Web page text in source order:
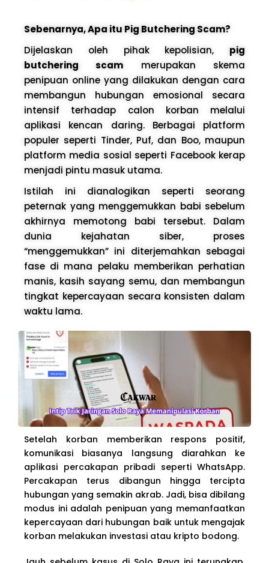
Sebenarnya, Apa itu Pig Butchering Scam?
Dijelaskan oleh pihak kepolisian, pig
butchering scam merupakan skema
penipuan online yang dilakukan dengan cara
membangun hubungan emosional secara
intensif terhadap calon korban melalui
aplikasi kencan daring. Berbagai platform
populer seperti Tinder, Puf, dan Boo, maupun
platform media sosial seperti Facebook kerap
menjadi pintu masuk utama.
Istilah ini dianalogikan seperti seorang
peternak yang menggemukkan babi sebelum
akhirnya memotong babi tersebut. Dalam
dunia kejahatan siber, proses
“menggemukkan” ini diterjemahkan sebagai
fase di mana pelaku memberikan perhatian
manis, kasih sayang semu, dan membangun
tingkat kepercayaan secara konsisten dalam
waktu lama.
Setelah korban memberikan respons positif,
komunikasi biasanya langsung diarahkan ke
aplikasi percakapan pribadi seperti WhatsApp.
Percakapan terus dibangun hingga tercipta
hubungan yang semakin akrab. Jadi, bisa dibilang
modus ini adalah penipuan yang memanfaatkan
kepercayaan dari hubungan baik untuk mengajak
korban melakukan investasi atau kripto bodong.